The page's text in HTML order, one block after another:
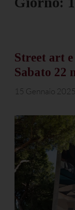
Street art
Sabato 22
15 Gennaio 2025